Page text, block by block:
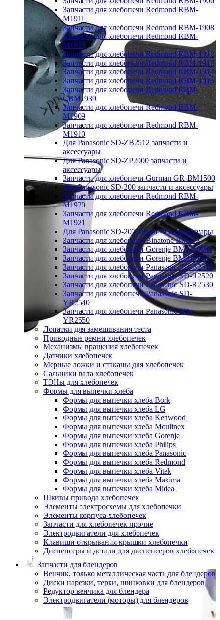
Запчасти для хлебопечи Redmond RBM-
M1911
Запчасти для хлебопечи Redmond RBM-1908
Запчасти для хлебопечи Redmond RBM-
M1919
Запчасти для хлебопечи Redmond RBM-1912
Запчасти для хлебопечи Redmond RBM-1913
Запчасти для хлебопечи Redmond RBM-1914
Запчасти для хлебопечи Redmond RBM-1915
Запчасти для хлебопечи Redmond RBM-
CBM1939
Запчасти для хлебопечи Redmond RBM-
M1909
Запчасти для хлебопечи Redmond RBM-
M1910
Для Panasonic SD-ZB2512 запчасти и
аксессуары
Для Panasonic SD-ZP2000 запчасти и
аксессуары
Запчасти для хлебопечи Gurman GR-BM1500
Для Panasonic SD-200 запчасти и аксессуары
Запчасти для хлебопечи Redmond RBM-
M1920
Запчасти для хлебопечи Redmond RBM-
M1921
Для Panasonic SD-207 запчасти и аксессуары
Запчасти для хлебопечи Binatone BM202
Запчасти для хлебопечи Gorenje BM1210BK
Запчасти для хлебопечи Gorenje BM910WII
Запчасти для хлебопечи Panasonic SD-B2510
Запчасти для хлебопечи Panasonic SD-R2520
Запчасти для хлебопечи Panasonic SD-R2530
Запчасти для хлебопечи Panasonic SD-
YR2540
Запчасти для хлебопечи Panasonic SD-
YR2550
Лопатки для замешивания теста
Приводные ремни хлебопечек
Механизмы вращения хлебопечек
Датчики хлебопечек
Мерные ложки и стаканы для хлебопечек
Сальники вала хлебопечек
ТЭНы для хлебопечек
Формы для выпечки хлеба
Формы для выпечки хлеба Bork
Формы для выпечки хлеба LG
Формы для выпечки хлеба Kenwood
Формы для выпечки хлеба Moulinex
Формы для выпечки хлеба Gorenje
Формы для выпечки хлеба Philips
Формы для выпечки хлеба Panasonic
Формы для выпечки хлеба Redmond
Формы для выпечки хлеба Vitek
Формы для выпечки хлеба Maxima
Формы для выпечки хлеба Midea
Шкивы привода хлебопечек
Элементы электросхемы для хлебопечки
Элементы корпуса хлебопечек
Запчасти для хлебопечек прочие
Электродвигатели для хлебопечек
Клавиши открывания крышки хлебопечки
Диспенсеры и детали для диспенсеров хлебопечек
Запчасти для блендеров
Венчик, только металлическая часть для блендеров
Диски нарезки, терки, шинковки для блендеров
Редуктор венчика для блендера
Электродвигатели (моторы) для блендеров